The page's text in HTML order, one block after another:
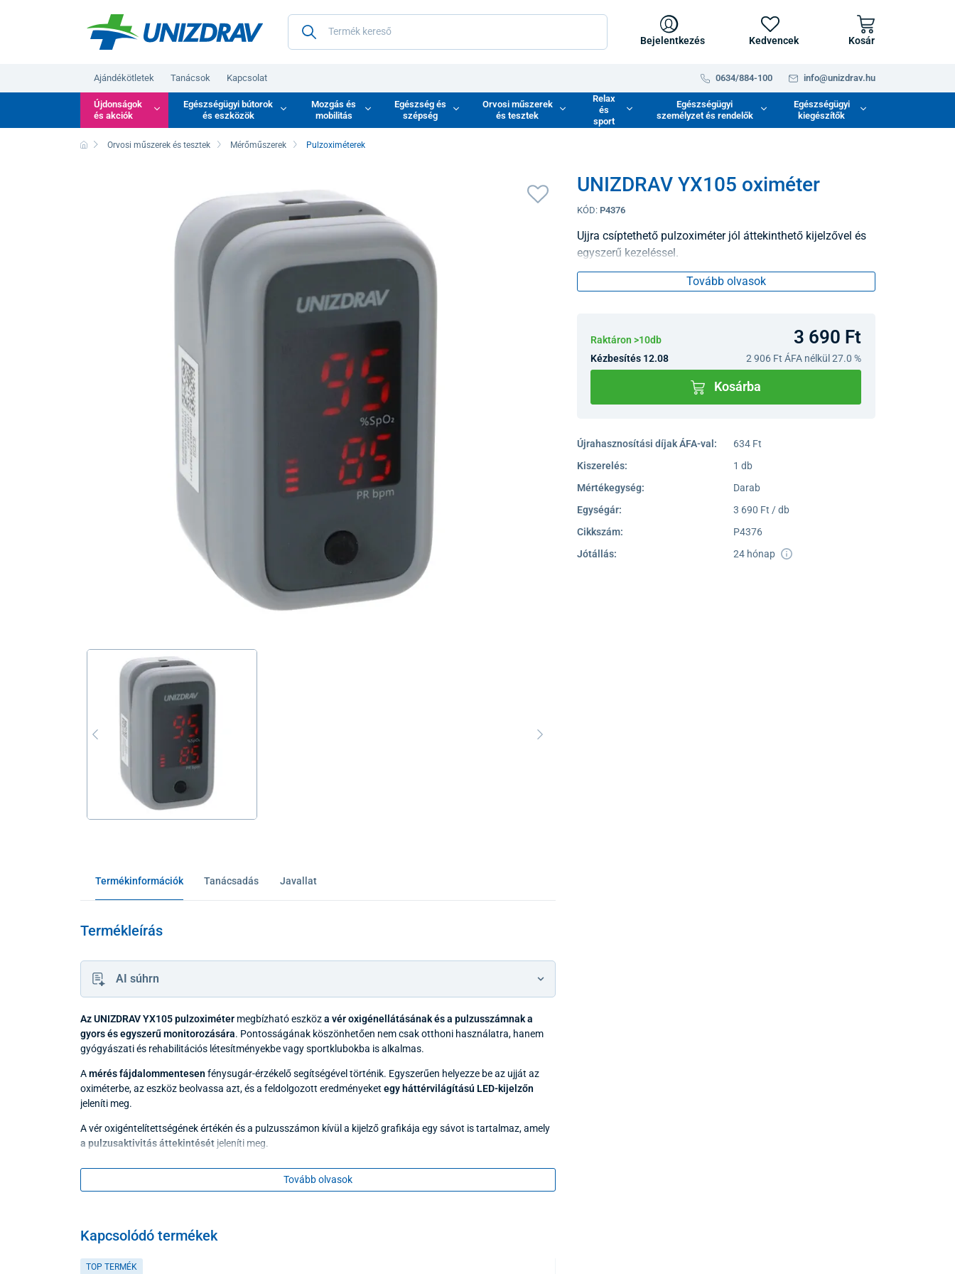
Bejelentkezés Kedvencek Kosár
Ajándékötletek Tanácsok Kapcsolat 0634/884-100 info@unizdrav.hu
Újdonságok
és akciók
Egészségügyi bútorok
és eszközök
Mozgás és
mobilitás
Egészség és
szépség
Orvosi műszerek
és tesztek
Relax
és
sport
Egészségügyi
személyzet és rendelők
Egészségügyi
kiegészítők
Orvosi műszerek és tesztek Mérőműszerek Pulzoximéterek
UNIZDRAV YX105 oximéter
KÓD: P4376
Ujjra csíptethető pulzoximéter jól áttekinthető kijelzővel és
egyszerű kezeléssel.
Tovább olvasok
Raktáron >10db 3 690 Ft
Kézbesítés 12.08 2 906 Ft ÁFA nélkül 27.0 %
Kosárba
Újrahasznosítási díjak ÁFA-val:
634 Ft
Kiszerelés:
1 db
Mértékegység:
Darab
Egységár:
3 690 Ft / db
Cikkszám:
P4376
Jótállás:
24 hónap
Termékinformációk Tanácsadás Javallat
Termékleírás
AI súhrn
Az UNIZDRAV YX105 pulzoximétermegbízható eszköza vér oxigénellátásának és a pulzusszámnak a
gyors és egyszerű monitorozására. Pontosságának köszönhetően nem csak otthoni használatra, hanem
gyógyászati és rehabilitációs létesítményekbe vagy sportklubokba is alkalmas.
Amérés fájdalommentesen fénysugár-érzékelő segítségével történik. Egyszerűen helyezze be az ujját az
oximéterbe, az eszköz beolvassa azt, és a feldolgozott eredményeket egy háttérvilágítású LED-kijelzőn
jeleníti meg.
A vér oxigéntelítettségének értékén és a pulzusszámon kívül a kijelző grafikája egy sávot is tartalmaz, amely
a pulzusaktivitás áttekintésétjeleníti meg.
Tovább olvasok
Kapcsolódó termékek
TOP TERMÉK